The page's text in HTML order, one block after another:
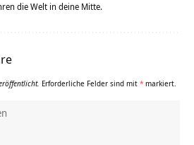
die Welt in deine Mitte.
Erforderliche Felder sind mit * markiert.